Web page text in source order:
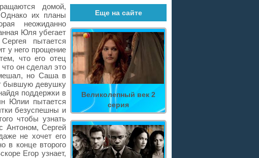
Еще на сайте
Великолепный век 2
серия
домой,
Однако их планы
неожиданно
Юля убегает
пытается
у него прощение
что его отец
он сделал это
но Саша в
бывшую девушку
поддержки в
Юлии пытается
безуспешны и
чтобы узнать
Антоном, Сергей
не хочет его
в конце второго
Егор узнает,